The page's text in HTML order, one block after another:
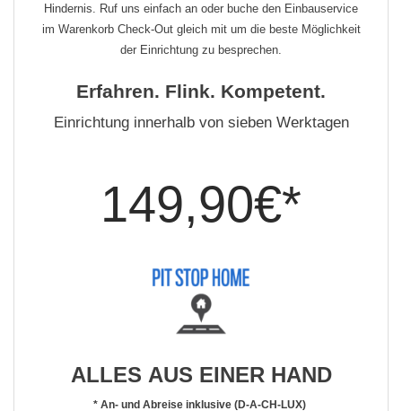
Hindernis. Ruf uns einfach an oder buche den Einbauservice
im Warenkorb Check-Out gleich mit um die beste Möglichkeit
der Einrichtung zu besprechen.
Erfahren. Flink. Kompetent.
Einrichtung innerhalb von sieben Werktagen
149,90€*
ALLES AUS EINER HAND
* An- und Abreise inklusive (D-A-CH-LUX)